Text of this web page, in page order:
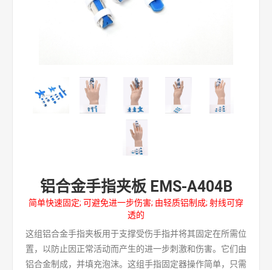
铝合金手指夹板 EMS-A404B
简单快速固定; 可避免进一步伤害; 由轻质铝制成; 射线可穿
透的
这组铝合金手指夹板用于支撑受伤手指并将其固定在所需位
置，以防止因正常活动而产生的进一步刺激和伤害。它们由
铝合金制成，并填充泡沫。这组手指固定器操作简单，只需